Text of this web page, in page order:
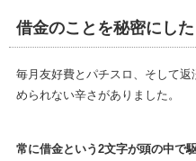
借金のことを秘密にし
毎月友好費とパチスロ、そして
められない辛さがありました。
常に借金という2文字が頭の中で